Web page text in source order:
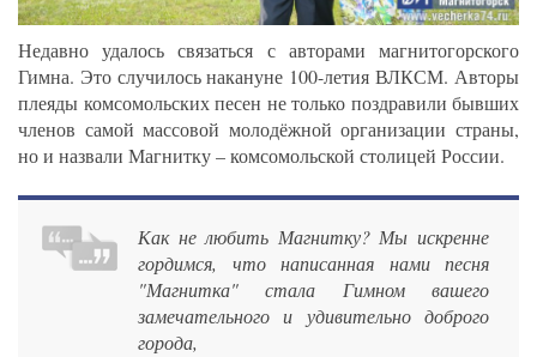
Недавно удалось связаться с авторами магнитогорского
Гимна. Это случилось накануне 100-летия ВЛКСМ. Авторы
плеяды комсомольских песен не только поздравили бывших
членов самой массовой молодёжной организации страны,
но и назвали Магнитку – комсомольской столицей России.
Как не любить Магнитку? Мы искренне
гордимся, что написанная нами песня
"Магнитка" стала Гимном вашего
замечательного и удивительно доброго
города,